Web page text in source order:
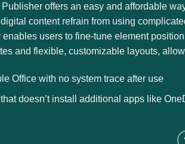
Publisher offers an easy and affordable
content refrain from using
enables users to fine-tune element
and flexible, customizable layouts,
Office with no system trace after use
doesn’t install additional apps like